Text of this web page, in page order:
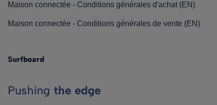
Maison connectée - Conditions générales d'achat (EN)
Maison connectée - Conditions générales de vente (EN)
Surfboard
Pushing the edge